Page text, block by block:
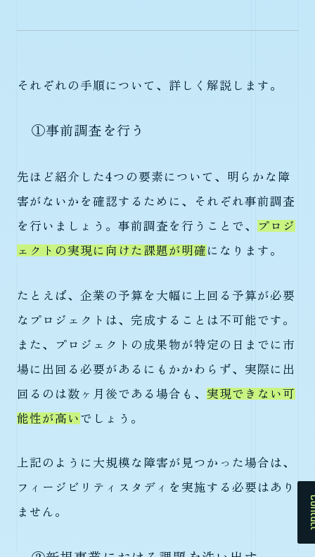
それぞれの手順について、詳しく解説します。
①事前調査を行う
先ほど紹介した4つの要素について、明らかな障
害がないかを確認するために、それぞれ事前調査
を行いましょう。事前調査を行うことで、 プロジ
ェクトの実現に向けた課題が明確 になります。
たとえば、企業の予算を大幅に上回る予算が必要
なプロジェクトは、完成することは不可能です。
また、プロジェクトの成果物が特定の日までに市
場に出回る必要があるにもかかわらず、実際に出
回るのは数ヶ月後である場合も、 実現できない可
能性が高い でしょう。
上記のように大規模な障害が見つかった場合は、
フィージビリティスタディを実施する必要はあり
ません。